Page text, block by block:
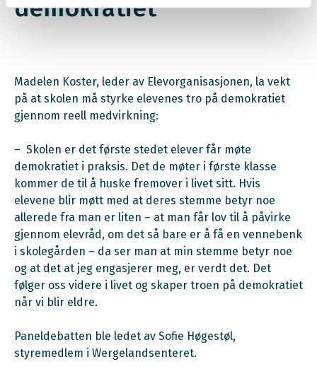
demokratiet
Madelen Koster, leder av Elevorganisasjonen, la vekt
på at skolen må styrke elevenes tro på demokratiet
gjennom reell medvirkning:
– Skolen er det første stedet elever får møte
demokratiet i praksis. Det de møter i første klasse
kommer de til å huske fremover i livet sitt. Hvis
elevene blir møtt med at deres stemme betyr noe
allerede fra man er liten – at man får lov til å påvirke
gjennom elevråd, om det så bare er å få en vennebenk
i skolegården – da ser man at min stemme betyr noe
og at det at jeg engasjerer meg, er verdt det. Det
følger oss videre i livet og skaper troen på demokratiet
når vi blir eldre.
Paneldebatten ble ledet av Sofie Høgestøl,
styremedlem i Wergelandsenteret.